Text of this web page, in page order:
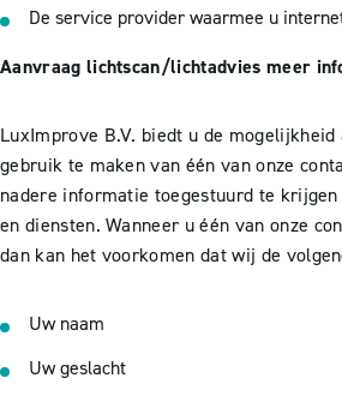
De service provider waarmee u
Aanvraag lichtscan/lichtadvies meer
LuxImprove B.V. biedt u de mogelijkheid
gebruik te maken van één van onze
nadere informatie toegestuurd te
en diensten. Wanneer u één van onze
dan kan het voorkomen dat wij de
Uw naam
Uw geslacht